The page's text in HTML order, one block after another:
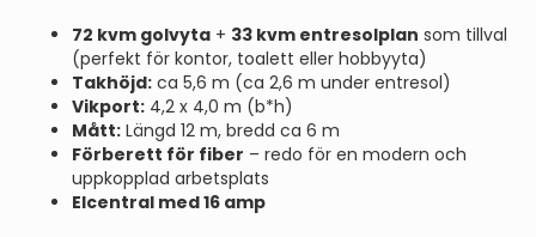
72 kvm golvyta + 33 kvm entresolplan som tillval
(perfekt för kontor, toalett eller hobbyyta)
Takhöjd: ca 5,6 m (ca 2,6 m under entresol)
Vikport: 4,2 x 4,0 m (b*h)
Mått: Längd 12 m, bredd ca 6 m
Förberett för fiber – redo för en modern och
uppkopplad arbetsplats
Elcentral med 16 amp